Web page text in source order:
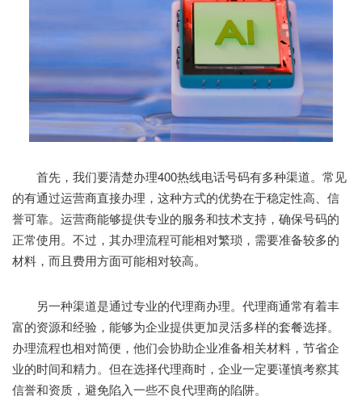
首先，我们要清楚办理400热线电话号码有多种渠道。常见
的有通过运营商直接办理，这种方式的优势在于稳定性高、信
誉可靠。运营商能够提供专业的服务和技术支持，确保号码的
正常使用。不过，其办理流程可能相对繁琐，需要准备较多的
材料，而且费用方面可能相对较高。
另一种渠道是通过专业的代理商办理。代理商通常有着丰
富的资源和经验，能够为企业提供更加灵活多样的套餐选择。
办理流程也相对简便，他们会协助企业准备相关材料，节省企
业的时间和精力。但在选择代理商时，企业一定要谨慎考察其
信誉和资质，避免陷入一些不良代理商的陷阱。